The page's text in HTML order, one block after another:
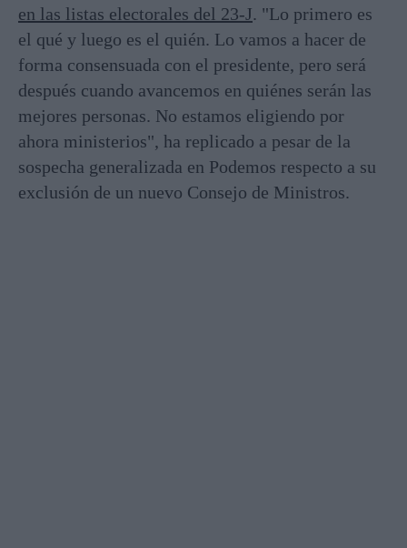
en las listas electorales del 23-J. "Lo primero es
el qué y luego es el quién. Lo vamos a hacer de
forma consensuada con el presidente, pero será
después cuando avancemos en quiénes serán las
mejores personas. No estamos eligiendo por
ahora ministerios", ha replicado a pesar de la
sospecha generalizada en Podemos respecto a su
exclusión de un nuevo Consejo de Ministros.